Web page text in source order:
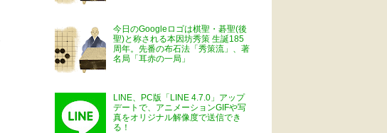
今日のGoogleロゴは棋聖・碁聖(後
聖)と称される本因坊秀策 生誕185
周年。先番の布石法「秀策流」、著
名局「耳赤の一局」
LINE、PC版「LINE 4.7.0」アップ
デートで、アニメーションGIFや写
真をオリジナル解像度で送信でき
る！